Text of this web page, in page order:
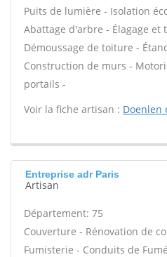
Puits de lumière - Isolation
Abattage d'arbre - Élagage et
Démoussage de toiture -
Construction de murs -
portails -
Voir la fiche artisan : Doenlen
Entreprise adr Paris
Artisan
Département: 75
Couverture - Rénovation de
Fumisterie - Conduits de